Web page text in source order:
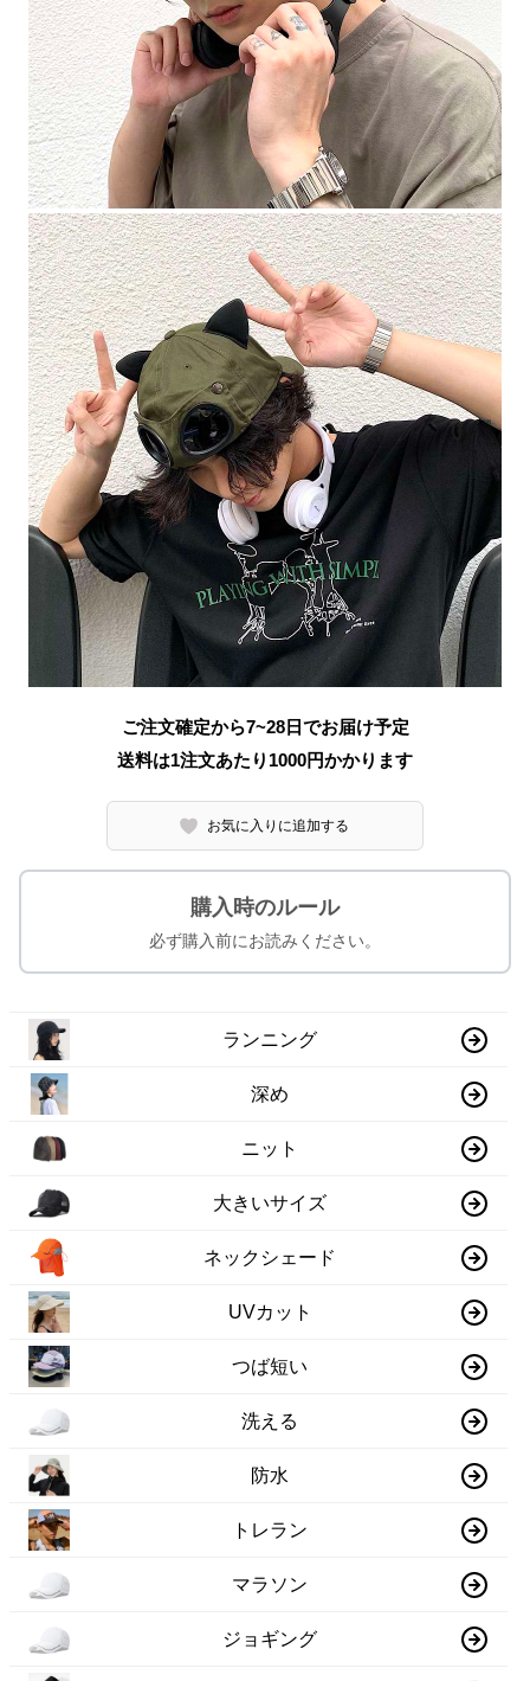
ご注文確定から7~28日でお届け予定
送料は1注文あたり 1000円かかります
お気に入りに追加する
購入時のルール
必ず購入前にお読みください。
ランニング
深め
ニット
大きいサイズ
ネックシェード
UVカット
つば短い
洗える
防水
トレラン
マラソン
ジョギング